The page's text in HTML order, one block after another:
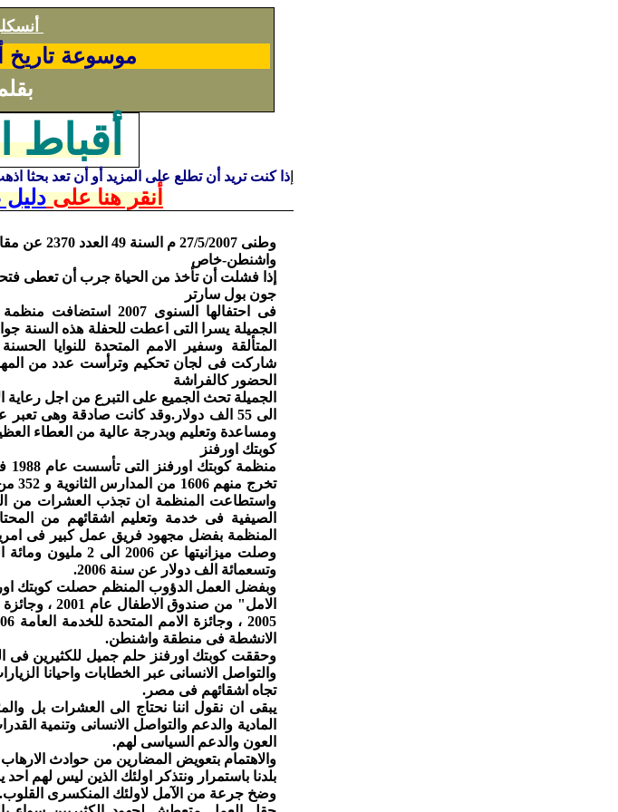
موسوعة
أقباط
ذا كنت تريد أن تطلع على المزيد أو أن تعد
أنقر هنا على
وطنى 27/5/2007 م السنة 49 العدد 2370 عن مقالة بعنوان : " كوبتك اورفنز.... وطريق الامل
واشنطن-خاص
إذا فشلت أن تأخذ من الحياة جرب أن تعطى
جون بول سارتر
فى احتفالها السنوى
الجميلة يسرا التى اعطت للحفلة هذه السنة
المتألقة وسفير الامم المتحدة للنوايا
شاركت فى لجان تحكيم وترأست عدد من
الحضور كالفراشة
الجميلة تحث الجميع على التبرع من اجل
الى 55 الف دولار.وقد كانت صادقة وهى
ومساعدة وتعليم وبدرجة عالية من العطاء
كوبتك اورفنز
واستطاعت المنظمة ان تجذب العشرات من
الصيفية فى خدمة وتعليم اشقائهم من
المنظمة بفضل مجهود فريق عمل كبير فى
وصلت ميزانيتها عن
وتسعمائة الف دولار عن سنة 2006.
وبفضل العمل الدؤوب المنظم حصلت كوبتك
الامل" من
الانشطة فى منطقة واشنطن.
وحققت كوبتك اورفنز حلم جميل للكثيرين فى
والتواصل الانسانى عبر الخطابات واحيانا
تجاه اشقائهم فى مصر.
يبقى ان نقول اننا نحتاج الى العشرات بل
المادية والدعم والتواصل الانسانى وتنمية
العون والدعم السياسى لهم.
والاهتمام بتعويض المضارين من حوادث
بلدنا باستمرار ونتذكر اولئك الذين ليس لهم
وضخ جرعة من الآمل لاولئك المنكسرى القلوب.